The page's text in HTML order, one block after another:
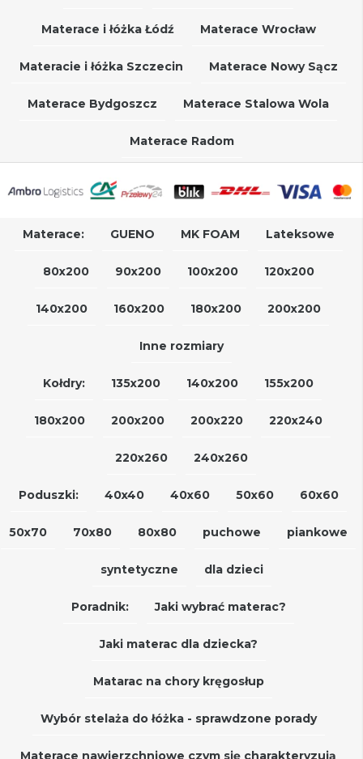
Materace i łóżka Łódź Materace Wrocław
Materacie i łóżka Szczecin Materace Nowy Sącz
Materace Bydgoszcz Materace Stalowa Wola
Materace Radom
Materace: GUENO MK FOAM Lateksowe
80x200 90x200 100x200 120x200
140x200 160x200 180x200 200x200
Inne rozmiary
Kołdry: 135x200 140x200 155x200
180x200 200x200 200x220 220x240
220x260 240x260
Poduszki: 40x40 40x60 50x60 60x60
50x70 70x80 80x80 puchowe piankowe
syntetyczne dla dzieci
Poradnik: Jaki wybrać materac?
Jaki materac dla dziecka?
Matarac na chory kręgosłup
Wybór stelaża do łóżka - sprawdzone porady
Materace nawierzchniowe czym się charakteryzują